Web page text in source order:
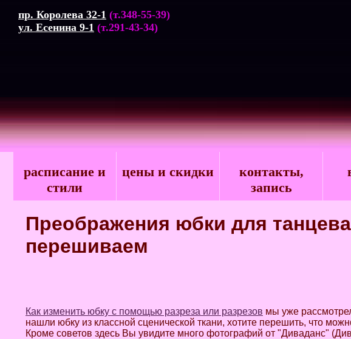
пр. Королева 32-1 (т.348-55-39)
ул. Есенина 9-1 (т.291-43-34)
расписание и
стили
цены и скидки
контакты,
запись
Преображения юбки для
перешиваем
Как изменить юбку с помощью разреза или разрезов мы уже
нашли юбку из классной сценической ткани, хотите перешить, что
Кроме советов здесь Вы увидите много фотографий от "Диваданс"